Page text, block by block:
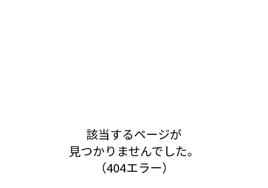
該当するページが
見つかりませんでした。
（404エラー）